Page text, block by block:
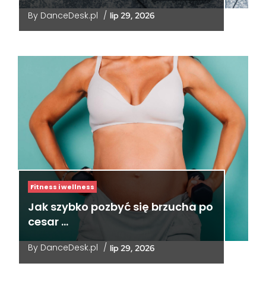
By DanceDesk.pl / lip 29, 2026
Fitness i wellness
Jak szybko pozbyć się brzucha po
cesar …
By DanceDesk.pl / lip 29, 2026